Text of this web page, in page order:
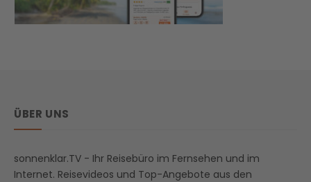
ÜBER UNS
sonnenklar.TV - Ihr Reisebüro im Fernsehen und im
Internet. Reisevideos und Top-Angebote aus den